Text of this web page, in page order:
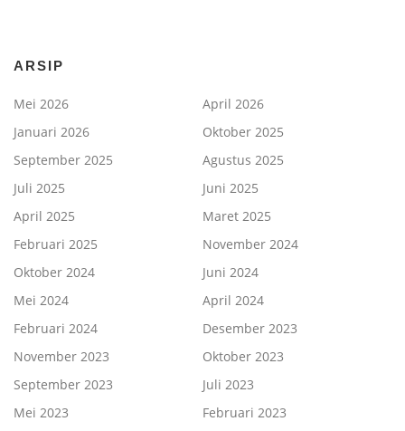
ARSIP
Mei 2026
April 2026
Januari 2026
Oktober 2025
September 2025
Agustus 2025
Juli 2025
Juni 2025
April 2025
Maret 2025
Februari 2025
November 2024
Oktober 2024
Juni 2024
Mei 2024
April 2024
Februari 2024
Desember 2023
November 2023
Oktober 2023
September 2023
Juli 2023
Mei 2023
Februari 2023